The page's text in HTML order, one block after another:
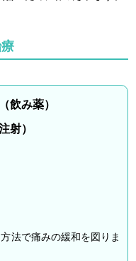
飲み薬）
射）
法で痛みの緩和を図りま